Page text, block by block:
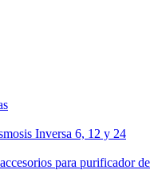
Inversa 6, 12 y 24
para purificador de